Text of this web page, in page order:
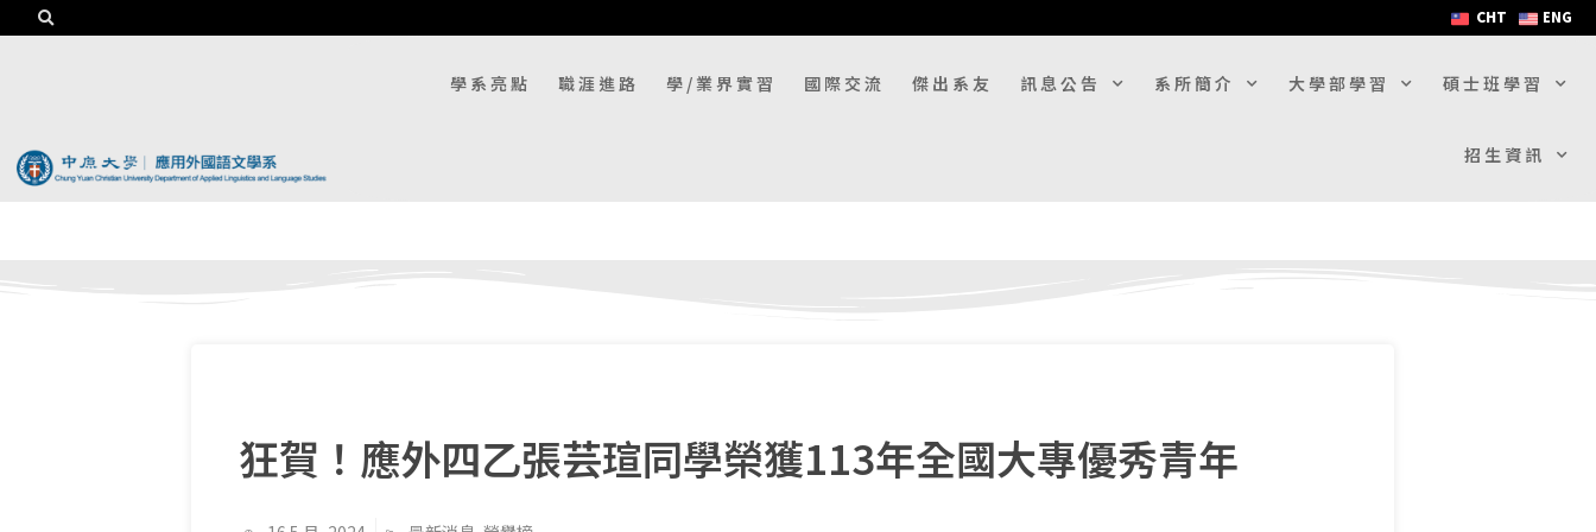
CHT ENG
學系亮點 職涯進路 學/業界實習 國際交流 傑出系友 訊息公告 系所簡介 大學部學習 碩士班學習
招生資訊
狂賀！應外四乙張芸瑄同學榮獲113年全國大專優秀青年